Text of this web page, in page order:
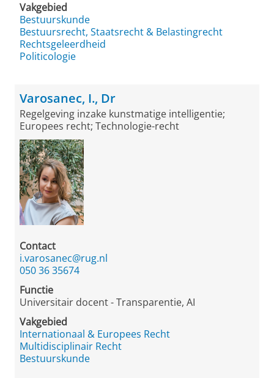
Vakgebied
Bestuurskunde
Bestuursrecht, Staatsrecht & Belastingrecht
Rechtsgeleerdheid
Politicologie
Varosanec, I., Dr
Regelgeving inzake kunstmatige intelligentie;
Europees recht; Technologie-recht
Contact
i.varosanec@rug.nl
050 36 35674
Functie
Universitair docent - Transparentie, AI
Vakgebied
Internationaal & Europees Recht
Multidisciplinair Recht
Bestuurskunde